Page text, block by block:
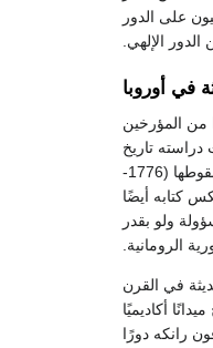
على الدور
الإلهي.
في أوروبا
من المؤرخين
تاريخ
انحطاط الإمبراطورية الرومانية وسقوطها (1776-
كتابه أيضًا
ولو بقدر
الرومانية.
في القرن
أكاديميًا
رانكه دورًا